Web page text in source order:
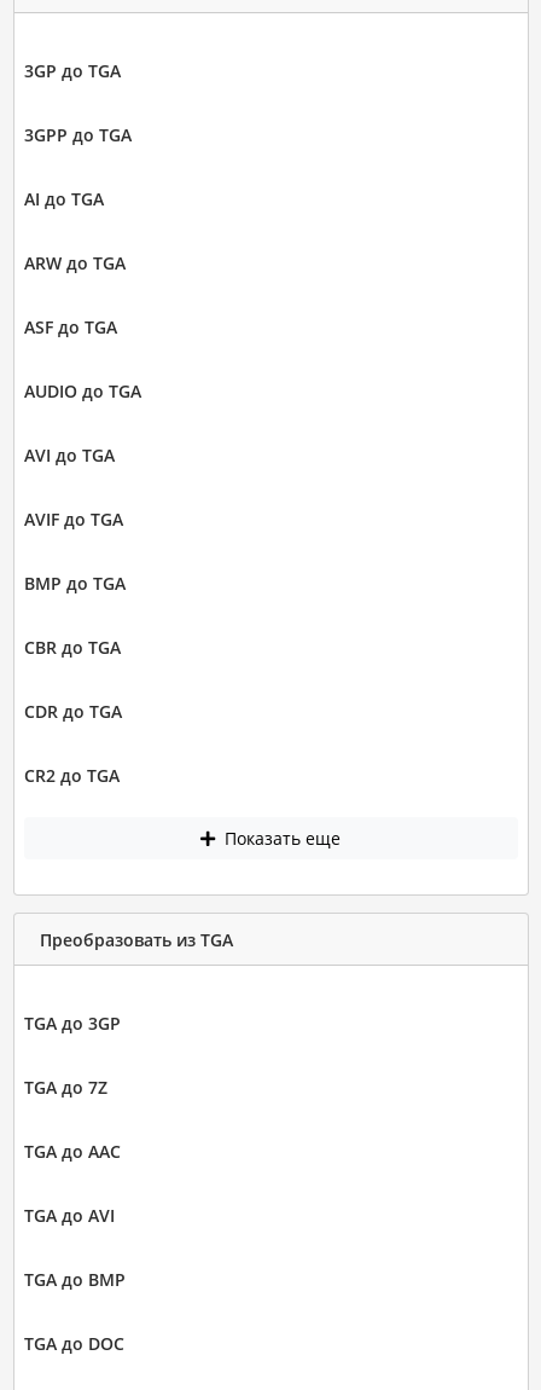
3GP до TGA
3GPP до TGA
AI до TGA
ARW до TGA
ASF до TGA
AUDIO до TGA
AVI до TGA
AVIF до TGA
BMP до TGA
CBR до TGA
CDR до TGA
CR2 до TGA
Показать еще
Преобразовать из TGA
TGA до 3GP
TGA до 7Z
TGA до AAC
TGA до AVI
TGA до BMP
TGA до DOC